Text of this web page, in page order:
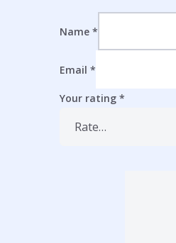
Name *
Email *
Your rating *